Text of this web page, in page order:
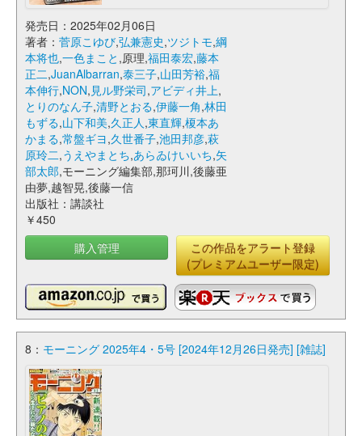
発売日：2025年02月06日
著者： 菅原こゆび,弘兼憲史,ツジトモ,綱
本将也,一色まこと ,原理,福田泰宏,藤本
正二,JuanAlbarran,泰三子,山田芳裕,福
本伸行,NON, 見ル野栄司,アビディ井上,
とりのなん子,清野とおる,伊藤一角,林田
もずる,山下和美,久正人,東直輝,榎本あ
かまる,常盤ギヨ,久世番子,池田邦彦,萩
原玲二,うえやまとち,あらゐけいいち,矢
部太郎,モーニング編集部,那珂川,後藤亜
由夢,越智晃,後藤一信
出版社：講談社
￥450
購入管理
この作品をアラート登録
(プレミアムユーザー限定)
8： モーニング 2025年4・5号 [2024年12月26日発売] [雑誌]